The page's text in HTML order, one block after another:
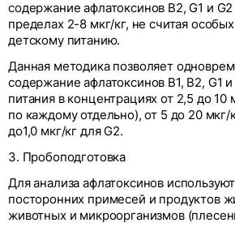
содержание афлатоксинов В2, G1 и
пределах 2-8 мкг/кг, не считая
детскому питанию.
Данная методика позволяет
содержание афлатоксинов В1, В2, G1
питания в концентрациях от 2,5 до 10
по каждому отдельно), от 5 до 20 мкг/
до1,0 мкг/кг для G2.
3. Пробоподготовка
Для анализа афлатоксинов
посторонних примесей и продуктов
животных и микроорганизмов